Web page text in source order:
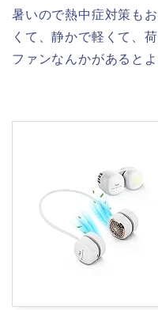
暑いので熱中症対策も
くて、静かで軽くて、
ファンなんかがあると